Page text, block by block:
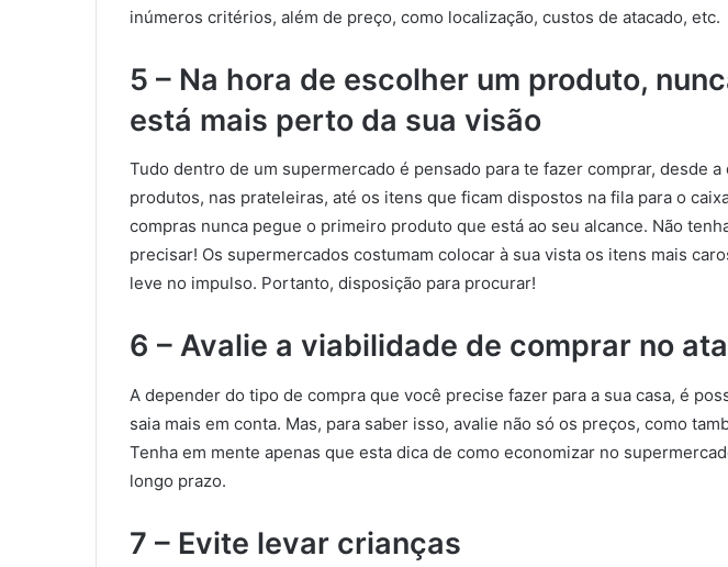
inúmeros critérios, além de preço, como localização, custos de atacado, etc.
5 – Na hora de escolher um produto,
está mais perto da sua visão
Tudo dentro de um supermercado é pensado para te fazer comprar, desde a
produtos, nas prateleiras, até os itens que ficam dispostos na fila para o
compras nunca pegue o primeiro produto que está ao seu alcance. Não
precisar! Os supermercados costumam colocar à sua vista os itens mais
leve no impulso. Portanto, disposição para procurar!
6 – Avalie a viabilidade de comprar no
A depender do tipo de compra que você precise fazer para a sua casa, é
saia mais em conta. Mas, para saber isso, avalie não só os preços, como
Tenha em mente apenas que esta dica de como economizar no
longo prazo.
7 – Evite levar crianças